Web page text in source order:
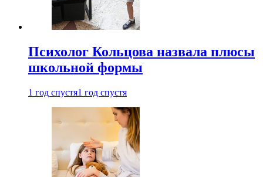
Психолог Кольцова назвала плюсы
школьной формы
1 год спустя1 год спустя